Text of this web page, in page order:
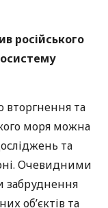
російського
вторгнення та
моря можна
та
Очевидними
забруднення
об’єктів та